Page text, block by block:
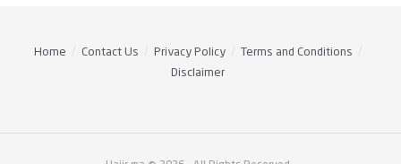
Home Contact Us Privacy Policy
Terms and Conditions
Disclaimer